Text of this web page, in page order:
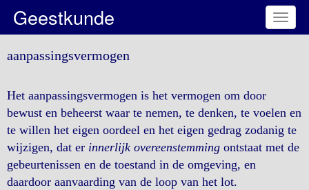
Toggle
Geestkunde
aanpassingsvermogen
Het aanpassingsvermogen is het vermogen om door
bewust en beheerst waar te nemen, te denken, te voelen en
te willen het eigen oordeel en het eigen gedrag zodanig te
wijzigen, dat er innerlijk overeenstemming ontstaat met de
gebeurtenissen en de toestand in de omgeving, en
daardoor aanvaarding van de loop van het lot.